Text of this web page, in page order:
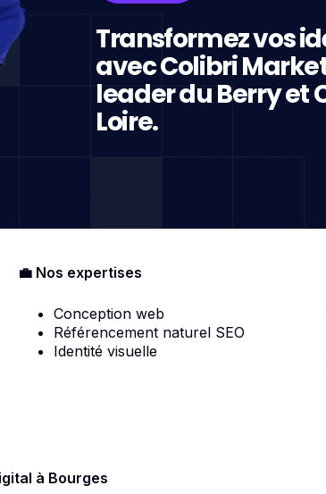
Transformez vos
avec Colibri
leader du Berry et
Loire.
💼 Nos expertises
Conception web
Référencement naturel SEO
Identité visuelle
à Bourges